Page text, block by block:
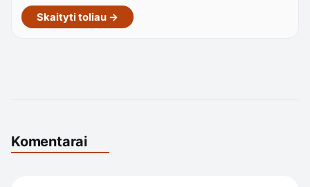
Skaityti toliau →
Komentarai